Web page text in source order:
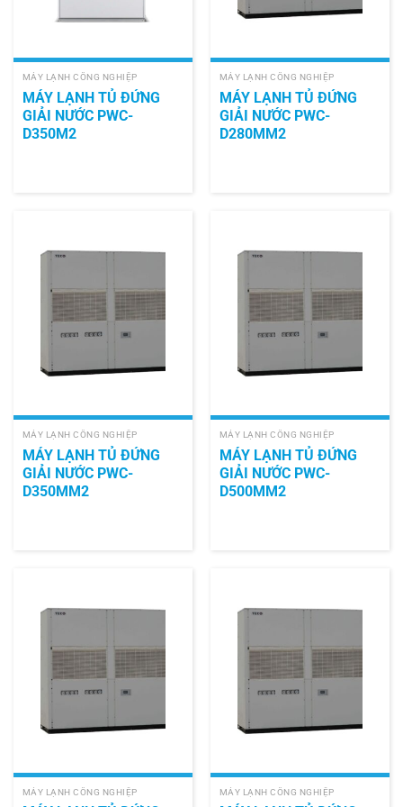
MÁY LẠNH CÔNG NGHIỆP
MÁY LẠNH TỦ ĐỨNG
GIẢI NƯỚC PWC-
D350M2
MÁY LẠNH CÔNG NGHIỆP
MÁY LẠNH TỦ ĐỨNG
GIẢI NƯỚC PWC-
D280MM2
MÁY LẠNH CÔNG NGHIỆP
MÁY LẠNH TỦ ĐỨNG
GIẢI NƯỚC PWC-
D350MM2
MÁY LẠNH CÔNG NGHIỆP
MÁY LẠNH TỦ ĐỨNG
GIẢI NƯỚC PWC-
D500MM2
MÁY LẠNH CÔNG NGHIỆP MÁY LẠNH CÔNG NGHIỆP